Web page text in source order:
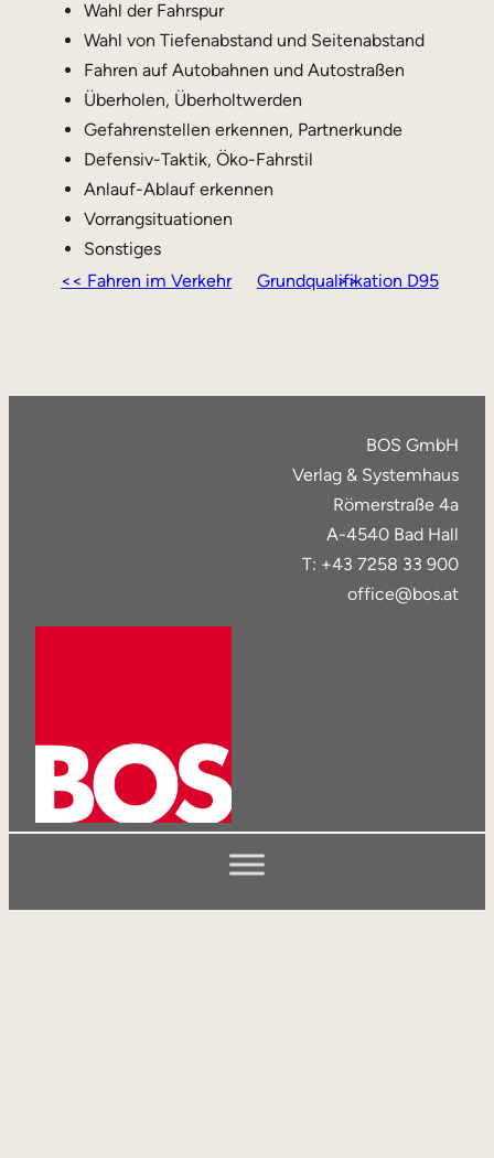
Wahl der Fahrspur
Wahl von Tiefenabstand und Seitenabstand
Fahren auf Autobahnen und Autostraßen
Überholen, Überholtwerden
Gefahrenstellen erkennen, Partnerkunde
Defensiv-Taktik, Öko-Fahrstil
Anlauf-Ablauf erkennen
Vorrangsituationen
Sonstiges
<< Fahren im Verkehr
Grundqualifikation D95 >>
BOS GmbH
Verlag & Systemhaus
Römerstraße 4a
A-4540 Bad Hall
T: +43 7258 33 900
office@bos.at